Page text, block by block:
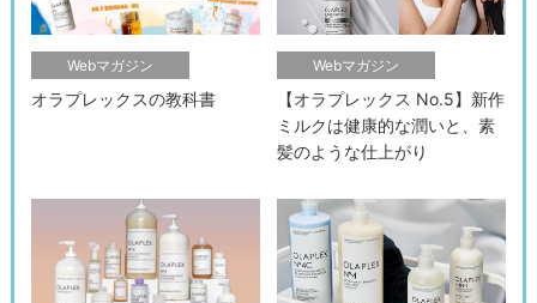
Webマガジン
オラプレックスの教科書
Webマガジン
【オラプレックス No.5】新作
ミルクは健康的な潤いと、素
髪のような仕上がり